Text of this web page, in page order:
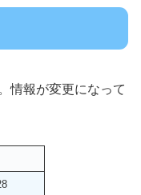
情報が変更になって
9-28